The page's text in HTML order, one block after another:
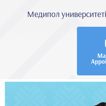
Медипол